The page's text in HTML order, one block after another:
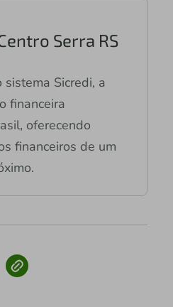
Serra RS
Sicredi, a
financeira
oferecendo
financeiros de um